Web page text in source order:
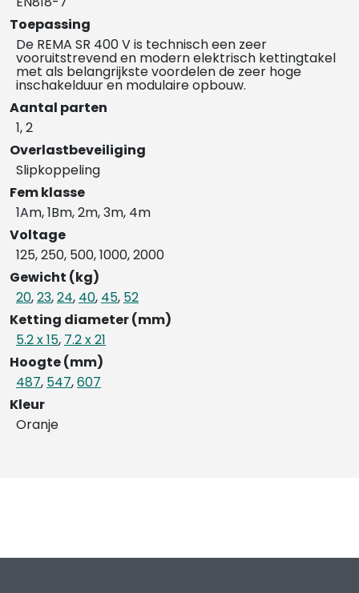
Toepassing
De REMA SR 400 V is technisch een zeer
vooruitstrevend en modern elektrisch kettingtakel
met als belangrijkste voordelen de zeer hoge
inschakelduur en modulaire opbouw.
Aantal parten
1, 2
Overlastbeveiliging
Slipkoppeling
Fem klasse
1Am, 1Bm, 2m, 3m, 4m
Voltage
125, 250, 500, 1000, 2000
Gewicht (kg)
20,23,24, 40, 45, 52
Ketting diameter (mm)
5.2 x 15, 7.2 x 21
Hoogte (mm)
487, 547,607
Kleur
Oranje